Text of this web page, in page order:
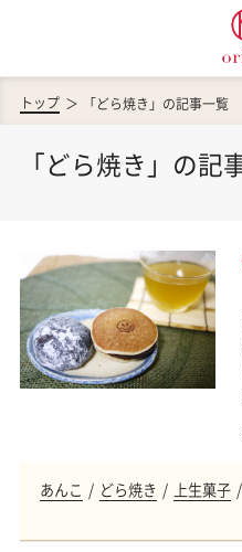
トップ 「どら焼き」の記事一覧
「どら焼き」の記
あんこ どら焼き 上生菓子